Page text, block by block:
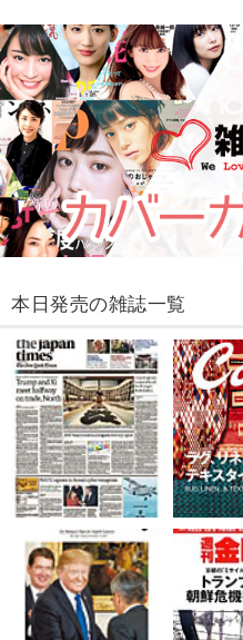
本日発売の雑誌一覧